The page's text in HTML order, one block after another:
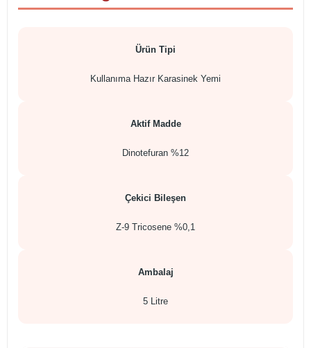
Ürün Tipi
Kullanıma Hazır Karasinek Yemi
Aktif Madde
Dinotefuran %12
Çekici Bileşen
Z-9 Tricosene %0,1
Ambalaj
5 Litre